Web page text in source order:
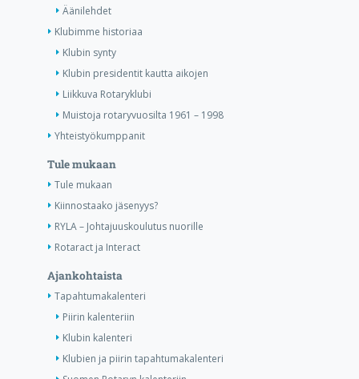
Äänilehdet
Klubimme historiaa
Klubin synty
Klubin presidentit kautta aikojen
Liikkuva Rotaryklubi
Muistoja rotaryvuosilta 1961 – 1998
Yhteistyökumppanit
Tule mukaan
Tule mukaan
Kiinnostaako jäsenyys?
RYLA – Johtajuuskoulutus nuorille
Rotaract ja Interact
Ajankohtaista
Tapahtumakalenteri
Piirin kalenteriin
Klubin kalenteri
Klubien ja piirin tapahtumakalenteri